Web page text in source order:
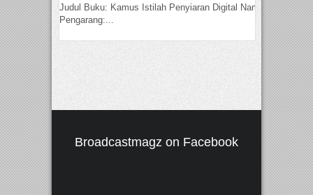
Judul Buku: Kamus Istilah Penyiaran Digital Nama
Pengarang:...
Broadcastmagz on Facebook